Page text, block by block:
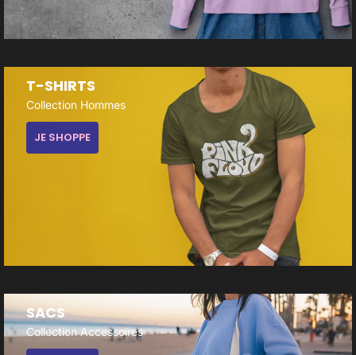
T-SHIRTS
Collection Hommes
JE SHOPPE
SACS
Collection Accessoires